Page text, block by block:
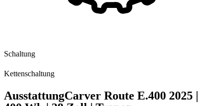
Schaltung
Kettenschaltung
AusstattungCarver Route E.400 2025